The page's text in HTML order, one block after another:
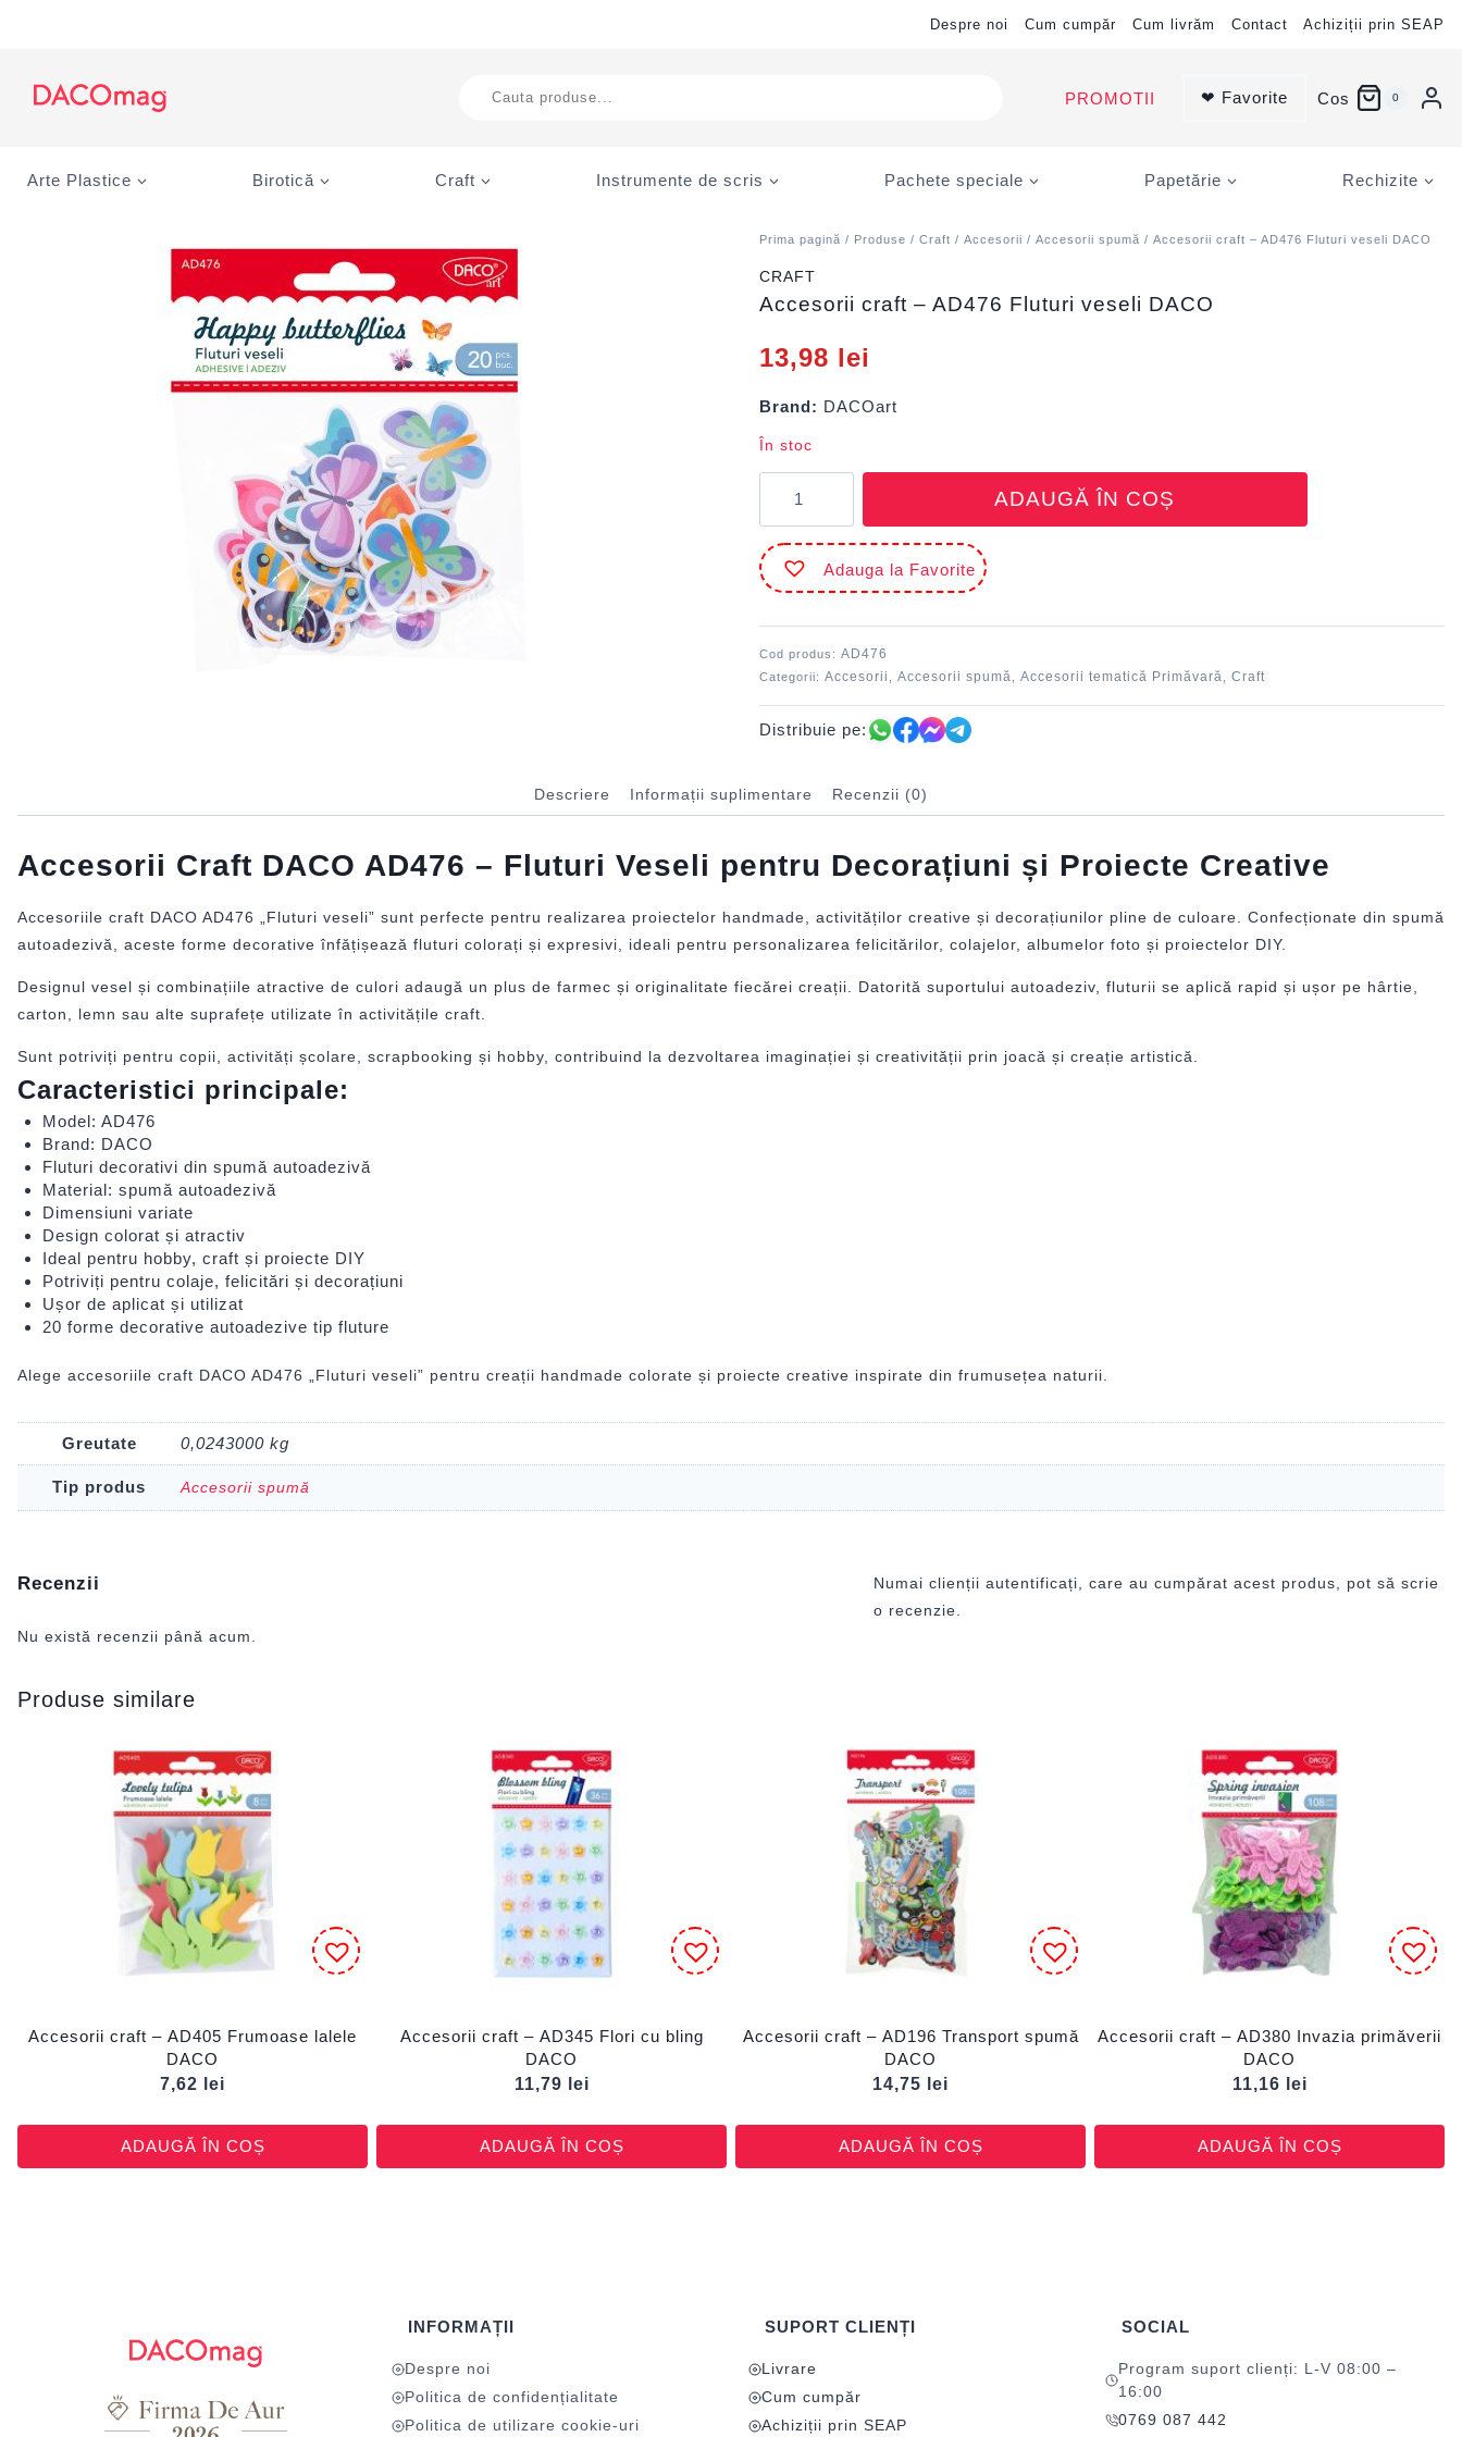
Despre noi Cum cumpăr Cum livrăm Contact Achiziții prin SEAP
search
PROMOTII ❤ Favorite Cos 0
Arte Plastice Birotică Craft Instrumente de scris Pachete speciale Papetărie Rechizite
Prima pagină / Produse /Craft /Accesorii /Accesorii spumă / Accesorii craft – AD476 Fluturi veseli DACO
CRAFT
Accesorii craft – AD476 Fluturi veseli DACO
13,98 lei
Brand: DACOart
În stoc
Accesorii
craft
-
AD476
Fluturi
ADAUGĂ ÎN COȘ
Adauga la Favorite
Cod produs:AD476
Categorii:Accesorii ,Accesorii spumă ,Accesorii tematică Primăvară ,Craft
Distribuie pe:
Descriere Informații suplimentare Recenzii (0)
Accesorii Craft DACO AD476 – Fluturi Veseli pentru Decorațiuni și Proiecte Creative
Accesoriile craft DACO AD476 „Fluturi veseli” sunt perfecte pentru realizarea proiectelor handmade, activităților creative și decorațiunilor pline de culoare. Confecționate din spumă
autoadezivă, aceste forme decorative înfățișează fluturi colorați și expresivi, ideali pentru personalizarea felicitărilor, colajelor, albumelor foto și proiectelor DIY.
Designul vesel și combinațiile atractive de culori adaugă un plus de farmec și originalitate fiecărei creații. Datorită suportului autoadeziv, fluturii se aplică rapid și ușor pe hârtie,
carton, lemn sau alte suprafețe utilizate în activitățile craft.
Sunt potriviți pentru copii, activități școlare, scrapbooking și hobby, contribuind la dezvoltarea imaginației și creativității prin joacă și creație artistică.
Caracteristici principale:
Model: AD476
Brand: DACO
Fluturi decorativi din spumă autoadezivă
Material: spumă autoadezivă
Dimensiuni variate
Design colorat și atractiv
Ideal pentru hobby, craft și proiecte DIY
Potriviți pentru colaje, felicitări și decorațiuni
Ușor de aplicat și utilizat
20 forme decorative autoadezive tip fluture
Alege accesoriile craft DACO AD476 „Fluturi veseli” pentru creații handmade colorate și proiecte creative inspirate din frumusețea naturii.
Greutate 0,0243000 kg
Tip produs Accesorii spumă
Recenzii
Nu există recenzii până acum.
Numai clienții autentificați, care au cumpărat acest produs, pot să scrie
o recenzie.
Produse similare
Accesorii craft – AD405 Frumoase lalele
DACO
7,62
lei
ADAUGĂ ÎN COȘ
Accesorii craft – AD345 Flori cu bling
DACO
11,79
lei
ADAUGĂ ÎN COȘ
Accesorii craft – AD196 Transport spumă
DACO
14,75
lei
ADAUGĂ ÎN COȘ
Accesorii craft – AD380 Invazia primăverii
DACO
11,16
lei
ADAUGĂ ÎN COȘ
INFORMAȚII
Despre noi
Politica de confidențialitate
Politica de utilizare cookie-uri
SUPORT CLIENȚI
Livrare
Cum cumpăr
Achiziții prin SEAP
SOCIAL
Program suport clienți: L-V 08:00 –
16:00
0769 087 442